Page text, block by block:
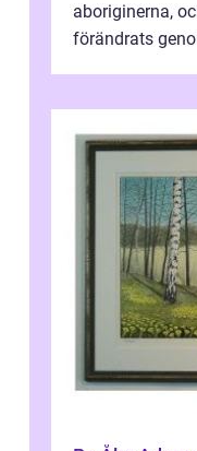
aboriginerna,
förändrats